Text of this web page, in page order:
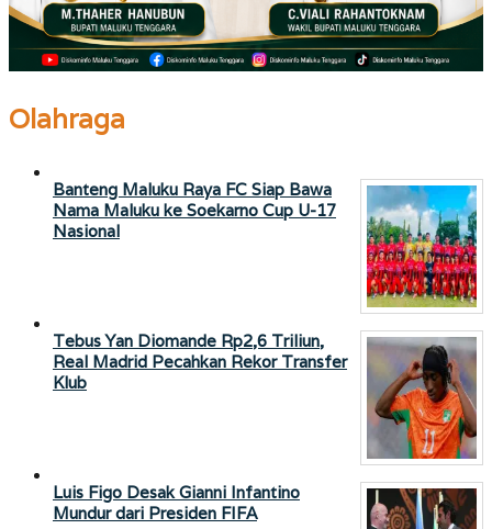
Olahraga
Banteng Maluku Raya FC Siap Bawa
Nama Maluku ke Soekarno Cup U-17
Nasional
Tebus Yan Diomande Rp2,6 Triliun,
Real Madrid Pecahkan Rekor Transfer
Klub
Luis Figo Desak Gianni Infantino
Mundur dari Presiden FIFA